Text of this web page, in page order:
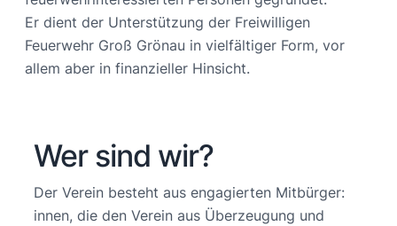
Er dient der Unterstützung der Freiwilligen
Feuerwehr Groß Grönau in vielfältiger Form, vor
allem aber in finanzieller Hinsicht.
Wer sind wir?
Der Verein besteht aus engagierten Mitbürger:
innen, die den Verein aus Überzeugung und